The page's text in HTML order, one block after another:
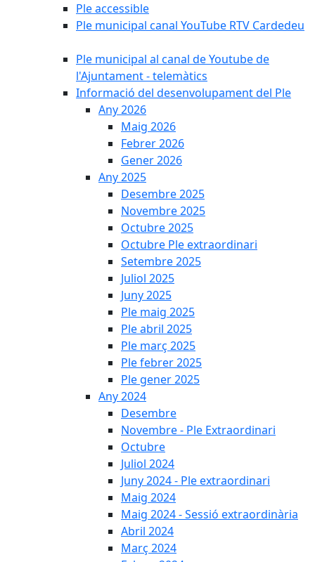
Ple accessible
Ple municipal canal YouTube RTV Cardedeu
Ple municipal al canal de Youtube de
l'Ajuntament - telemàtics
Informació del desenvolupament del Ple
Any 2026
Maig 2026
Febrer 2026
Gener 2026
Any 2025
Desembre 2025
Novembre 2025
Octubre 2025
Octubre Ple extraordinari
Setembre 2025
Juliol 2025
Juny 2025
Ple maig 2025
Ple abril 2025
Ple març 2025
Ple febrer 2025
Ple gener 2025
Any 2024
Desembre
Novembre - Ple Extraordinari
Octubre
Juliol 2024
Juny 2024 - Ple extraordinari
Maig 2024
Maig 2024 - Sessió extraordinària
Abril 2024
Març 2024